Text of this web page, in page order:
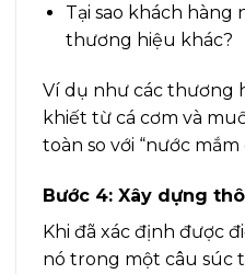
Tại sao khách hàng
thương hiệu khác?
Ví dụ như các thương
khiết từ cá cơm và
toàn so với “nước
Bước 4: Xây dựng
Khi đã xác định được
nó trong một câu súc